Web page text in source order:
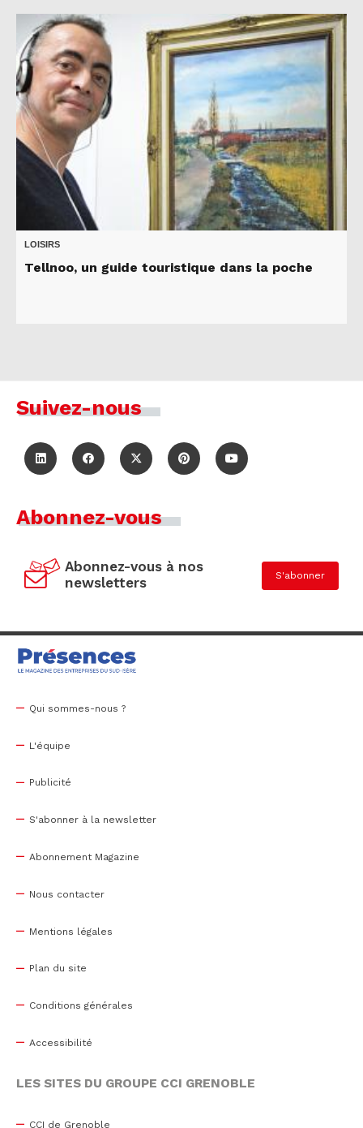
LOISIRS
Tellnoo, un guide touristique dans la poche
Suivez-nous
Abonnez-vous
Abonnez-vous à nos
newsletters
S'abonner
Qui sommes-nous ?
L'équipe
Publicité
S'abonner à la newsletter
Abonnement Magazine
Nous contacter
Mentions légales
Plan du site
Conditions générales
Accessibilité
LES SITES DU GROUPE CCI GRENOBLE
CCI de Grenoble